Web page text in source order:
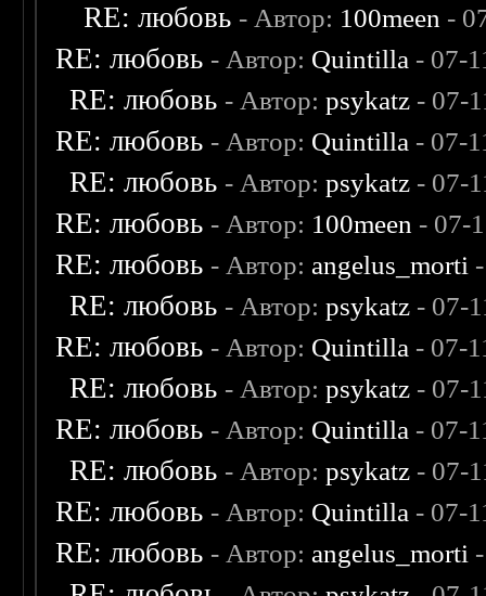
RE: любовь - Автор: 100meen -
RE: любовь - Автор: Quintilla - 07-
RE: любовь - Автор:psykatz - 07-
RE: любовь - Автор: Quintilla - 07-
RE: любовь - Автор:psykatz - 07-
RE: любовь - Автор: 100meen - 07-
RE: любовь - Автор: angelus_morti
RE: любовь - Автор:psykatz - 07-
RE: любовь - Автор: Quintilla - 07-
RE: любовь - Автор:psykatz - 07-
RE: любовь - Автор: Quintilla - 07-
RE: любовь - Автор:psykatz - 07-
RE: любовь - Автор: Quintilla - 07-
RE: любовь - Автор: angelus_morti